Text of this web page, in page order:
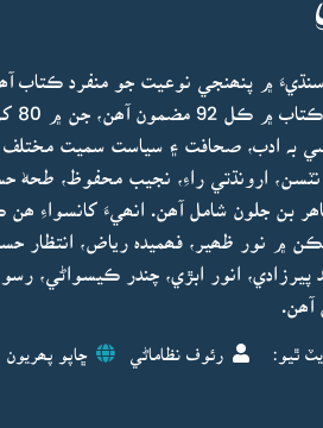
سنڌيءَ ۾ پنھنجي نوعيت جو منفرد ڪتاب
بہ ادب، صحافت ۽ سياست سميت مختلف
نٽسن، ارونڌتي راءِ، نجيب محفوظ، طحهٰ
بن جلون شامل آھن. انھيءَ کانسواءِ ھن
نور ظھير، فھميدہ رياض، انتظار
انور ابڙي، چندر ڪيسواڻي،
آھن.
ٿيو: رئوف نظاماڻي ڇاپو پھريون